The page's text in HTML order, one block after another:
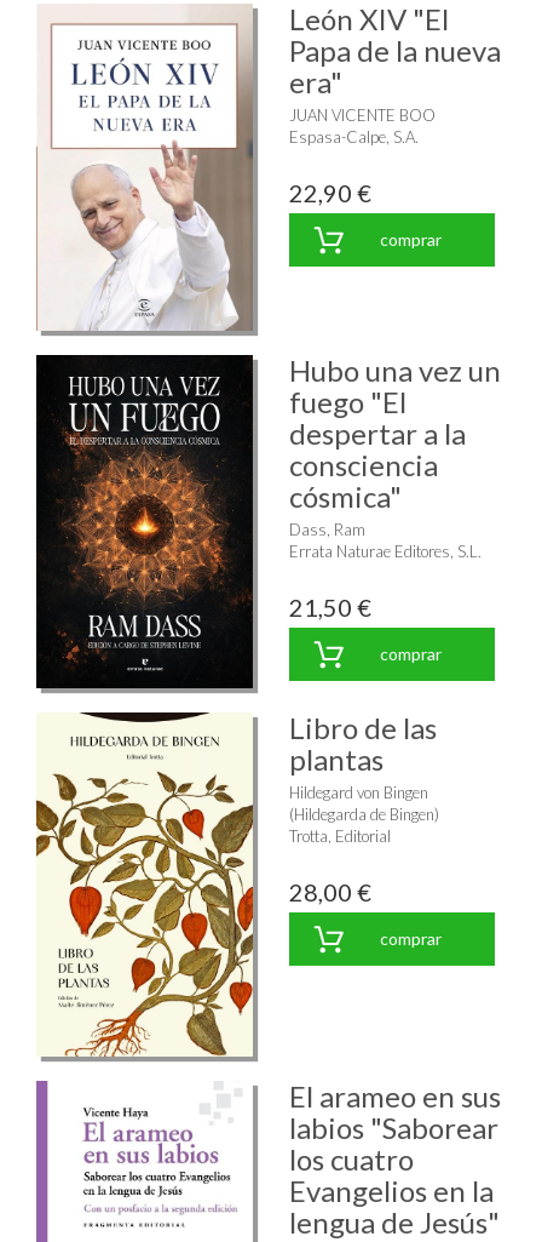
León XIV "El
Papa de la nueva
era"
JUAN VICENTE BOO
Espasa-Calpe, S.A.
22,90 €
comprar
Hubo una vez un
fuego "El
despertar a la
consciencia
cósmica"
Dass, Ram
Errata Naturae Editores, S.L.
21,50 €
comprar
Libro de las
plantas
Hildegard von Bingen
(Hildegarda de Bingen)
Trotta, Editorial
28,00 €
comprar
El arameo en sus
labios "Saborear
los cuatro
Evangelios en la
lengua de Jesús"